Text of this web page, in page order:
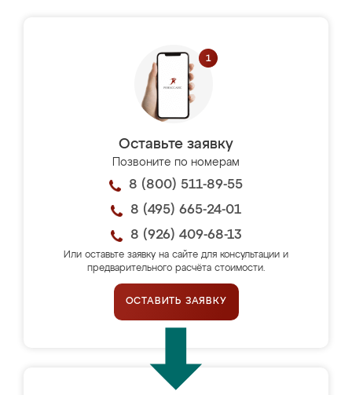
Оставьте заявку
Позвоните по номерам
8 (800) 511-89-55
8 (495) 665-24-01
8 (926) 409-68-13
Или оставьте заявку на сайте для консультации и
предварительного расчёта стоимости.
ОСТАВИТЬ ЗАЯВКУ